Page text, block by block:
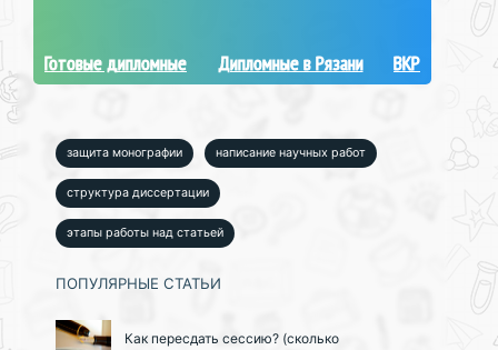
Готовые дипломные Дипломные в Рязани ВКР
защита монографии написание научных работ
структура диссертации
этапы работы над статьей
ПОПУЛЯРНЫЕ СТАТЬИ
Как пересдать сессию? (сколько